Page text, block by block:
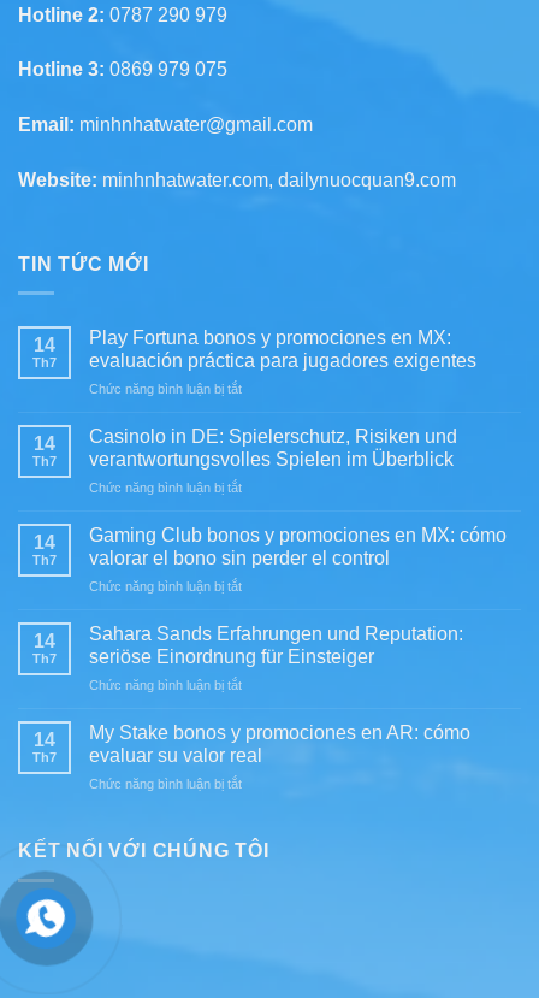
Hotline 2: 0787 290 979
Hotline 3: 0869 979 075
Email: minhnhatwater@gmail.com
Website: minhnhatwater.com, dailynuocquan9.com
TIN TỨC MỚI
14
Th7
Play Fortuna bonos y promociones en MX:
evaluación práctica para jugadores exigentes
Chức năng bình luận bị tắtở
Fortuna
bonos
y
promociones
MX:
evaluación
práctica
para
exigentes
14
Th7
Casinolo in DE: Spielerschutz, Risiken und
verantwortungsvolles Spielen im Überblick
Chức năng bình luận bị tắtở
Spielerschutz,
Risiken
verantwortungsvolles
Spielen
im
Überblick
14
Th7
Gaming Club bonos y promociones en MX: cómo
valorar el bono sin perder el control
Chức năng bình luận bị tắtở
Club
bonos
y
promociones
MX:
cómo
el
perder
14
Th7
Sahara Sands Erfahrungen und Reputation:
seriöse Einordnung für Einsteiger
Chức năng bình luận bị tắtở
Erfahrungen
und
Reputation:
für
14
Th7
My Stake bonos y promociones en AR: cómo
evaluar su valor real
Chức năng bình luận bị tắtở
bonos
KẾT NỐI VỚI CHÚNG TÔI